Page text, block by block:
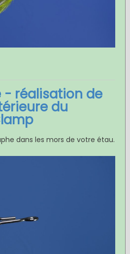
- réalisation de
du
dans les mors de votre étau.